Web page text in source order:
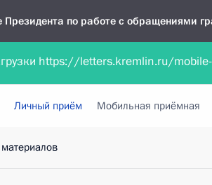
Президента по работе с обращениями
форме электронного документа
Личный приём Мобильная приёмная
https://letters.kremlin.ru/